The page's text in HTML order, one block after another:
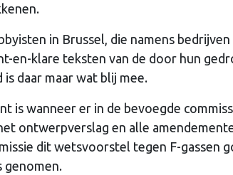
in Brussel, die namens
en-klare teksten van de door hun
daar maar wat blij mee.
is wanneer er in de bevoegde
ontwerpverslag en alle
dit wetsvoorstel tegen F-gassen
genomen.